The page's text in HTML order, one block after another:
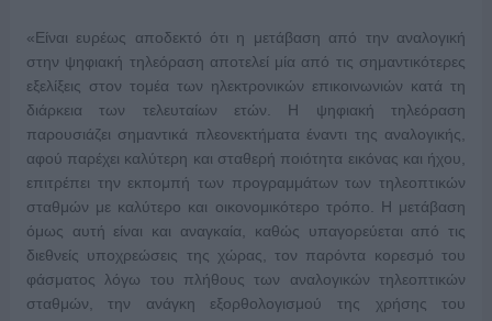
«Είναι ευρέως αποδεκτό ότι η μετάβαση από την αναλογική
στην ψηφιακή τηλεόραση αποτελεί μία από τις σημαντικότερες
εξελίξεις στον τομέα των ηλεκτρονικών επικοινωνιών κατά τη
διάρκεια των τελευταίων ετών. Η ψηφιακή τηλεόραση
παρουσιάζει σημαντικά πλεονεκτήματα έναντι της αναλογικής,
αφού παρέχει καλύτερη και σταθερή ποιότητα εικόνας και ήχου,
επιτρέπει την εκπομπή των προγραμμάτων των τηλεοπτικών
σταθμών με καλύτερο και οικονομικότερο τρόπο. Η μετάβαση
όμως αυτή είναι και αναγκαία, καθώς υπαγορεύεται από τις
διεθνείς υποχρεώσεις της χώρας, τον παρόντα κορεσμό του
φάσματος λόγω του πλήθους των αναλογικών τηλεοπτικών
σταθμών, την ανάγκη εξορθολογισμού της χρήσης του